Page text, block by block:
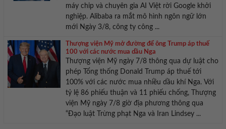
máy chip và chuyên gia AI Việt rời Google khởi
nghiệp. Alibaba ra mắt mô hình ngôn ngữ lớn
mới Ngày 3/8, công ty công ...
Thượng viện Mỹ mở đường để ông Trump áp thuế
100 với các nước mua dầu Nga
Thượng viện Mỹ ngày 7/8 thông qua dự luật cho
phép Tổng thống Donald Trump áp thuế tới
100% với các nước mua nhiều dầu khí Nga. Với
tỷ lệ 86 phiếu thuận và 11 phiếu chống, Thượng
viện Mỹ ngày 7/8 giờ địa phương thông qua
“Đạo luật Trừng phạt Nga và Iran Lindsey ...